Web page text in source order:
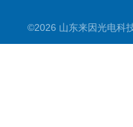
©2026 山东来因光电